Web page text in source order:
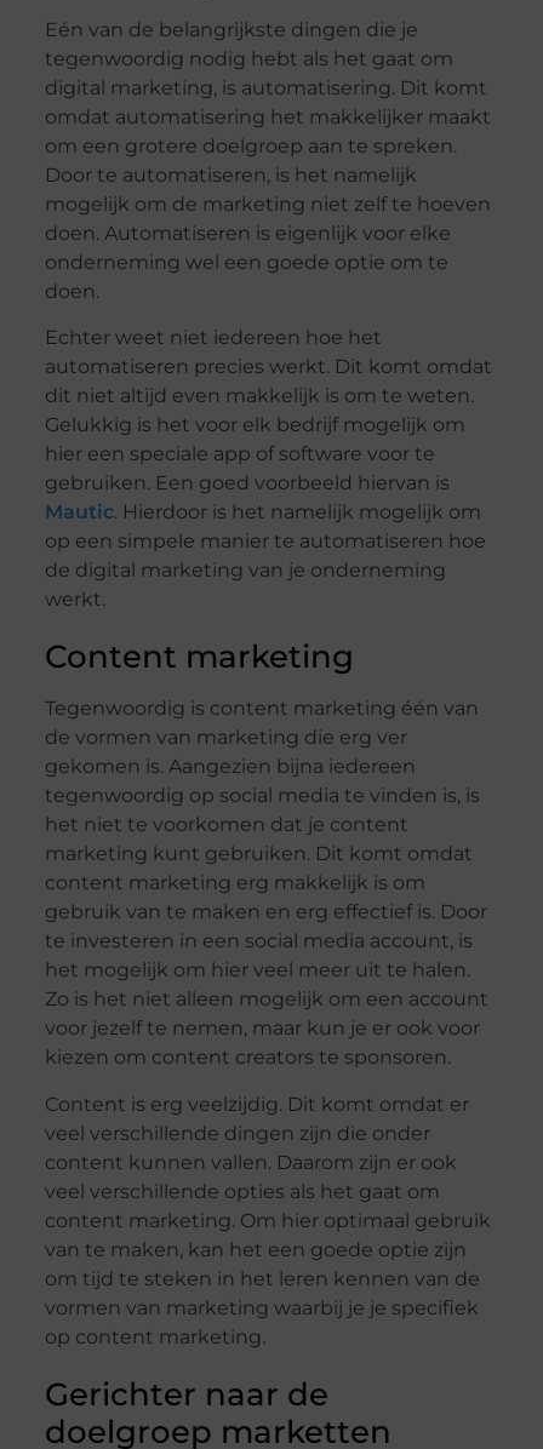
Eén van de belangrijkste dingen die je
tegenwoordig nodig hebt als het gaat om
digital marketing, is automatisering. Dit komt
omdat automatisering het makkelijker maakt
om een grotere doelgroep aan te spreken.
Door te automatiseren, is het namelijk
mogelijk om de marketing niet zelf te hoeven
doen. Automatiseren is eigenlijk voor elke
onderneming wel een goede optie om te
doen.
Echter weet niet iedereen hoe het
automatiseren precies werkt. Dit komt omdat
dit niet altijd even makkelijk is om te weten.
Gelukkig is het voor elk bedrijf mogelijk om
hier een speciale app of software voor te
gebruiken. Een goed voorbeeld hiervan is
Mautic. Hierdoor is het namelijk mogelijk om
op een simpele manier te automatiseren hoe
de digital marketing van je onderneming
werkt.
Content marketing
Tegenwoordig is content marketing één van
de vormen van marketing die erg ver
gekomen is. Aangezien bijna iedereen
tegenwoordig op social media te vinden is, is
het niet te voorkomen dat je content
marketing kunt gebruiken. Dit komt omdat
content marketing erg makkelijk is om
gebruik van te maken en erg effectief is. Door
te investeren in een social media account, is
het mogelijk om hier veel meer uit te halen.
Zo is het niet alleen mogelijk om een account
voor jezelf te nemen, maar kun je er ook voor
kiezen om content creators te sponsoren.
Content is erg veelzijdig. Dit komt omdat er
veel verschillende dingen zijn die onder
content kunnen vallen. Daarom zijn er ook
veel verschillende opties als het gaat om
content marketing. Om hier optimaal gebruik
van te maken, kan het een goede optie zijn
om tijd te steken in het leren kennen van de
vormen van marketing waarbij je je specifiek
op content marketing.
Gerichter naar de
doelgroep marketten